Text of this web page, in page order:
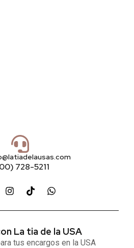
728-5211
La tia de la USA
tus encargos en la USA